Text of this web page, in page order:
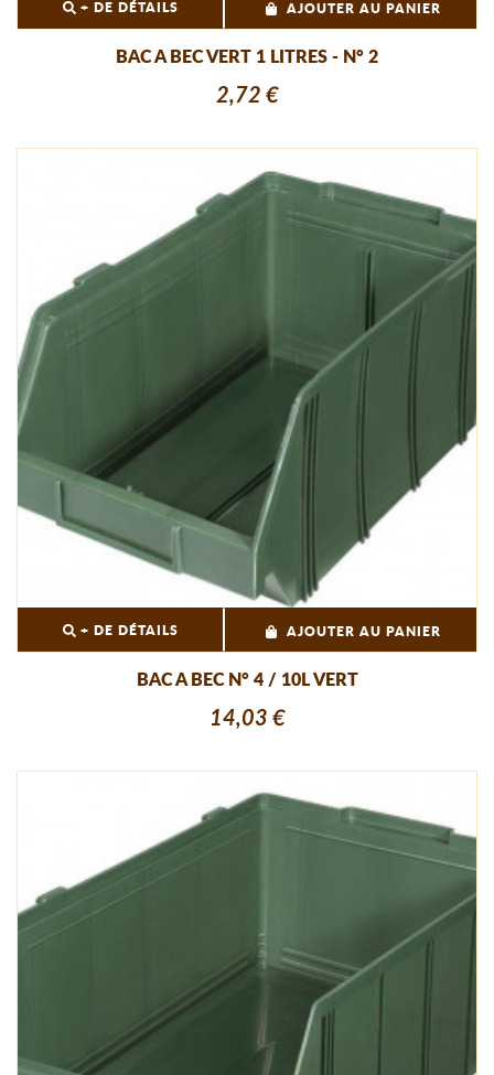
+ DE DÉTAILS AJOUTER AU PANIER
BAC A BEC VERT 1 LITRES - N° 2
2,72 €
+ DE DÉTAILS AJOUTER AU PANIER
BAC A BEC N° 4 / 10L VERT
14,03 €